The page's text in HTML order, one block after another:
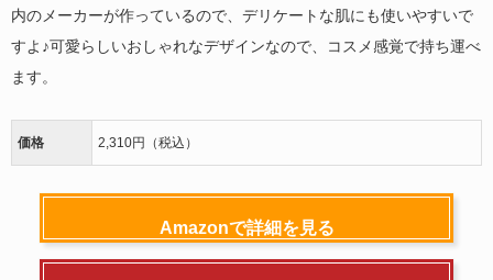
内のメーカーが作っているので、デリケートな肌にも使いやすいで
すよ♪可愛らしいおしゃれなデザインなので、コスメ感覚で持ち運べ
ます。
価格 2,310円（税込）
Amazonで詳細を見る